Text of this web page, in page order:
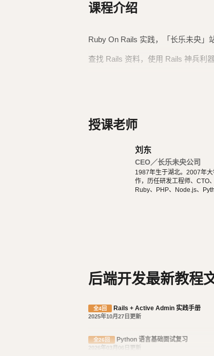
课程介绍
Ruby On Rails 实践，「长乐未央」
查找 Rails 资料，使用 Rails 神兵利
的「
开发经验，再增加 Rails 6 的新内容
授课老师
刘东
CEO／长乐未央公司
1987年生于湖北。2007年
作，历任研发工程师、CTO、
Ruby、PHP、Node.js、
后端开发最新教程
全4回 Rails + Active Admin 实践手册
2025年10月27日更新
全26回 Python 语言基础面试复习
2026年03月06日更新